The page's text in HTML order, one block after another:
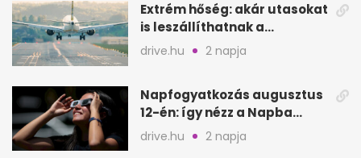
Extrém hőség: akár utasokat
is leszállíthatnak a
repülőgépről
drive.hu 2 napja
Napfogyatkozás augusztus
12-én: így nézz a Napba
biztonságosan
drive.hu 2 napja